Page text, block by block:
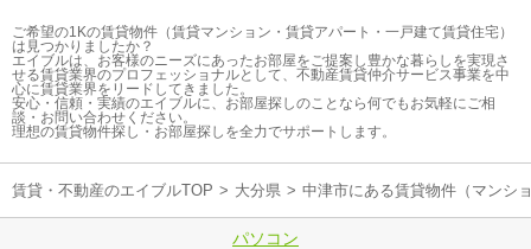
ご希望の1Kの賃貸物件（賃貸マンション・賃貸アパート・一戸建て賃貸住宅）
は見つかりましたか？
エイブルは、お客様のニーズにあったお部屋をご提案し豊かな暮らしを実現さ
せる賃貸業界のプロフェッショナルとして、不動産賃貸仲介サービス事業を中
心に賃貸業界をリードしてきました。
安心・信頼・実績のエイブルに、お部屋探しのことなら何でもお気軽にご相
談・お問い合わせください。
理想の賃貸物件探し・お部屋探しを全力でサポートします。
賃貸・不動産のエイブルTOP > 大分県 > 中津市にある賃貸物件（マンシ
パソコン